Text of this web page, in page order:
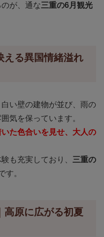
が、通な三重の6月観光
える異国情緒溢れ
い壁の建物が並び、雨の
気を保っています。
た色合いを見せ、大人の
も充実しており、 三重の
す。
高原に広がる初夏